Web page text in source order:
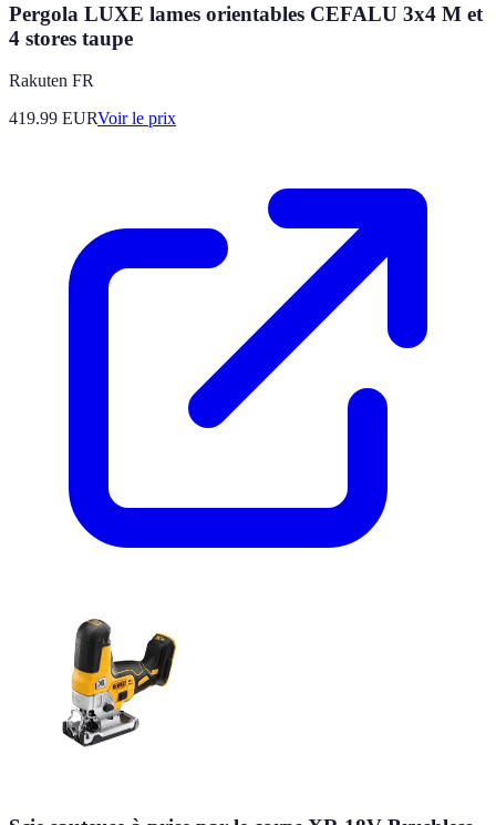
Pergola LUXE lames orientables CEFALU 3x4 M et
4 stores taupe
Rakuten FR
419.99 EURVoir le prix